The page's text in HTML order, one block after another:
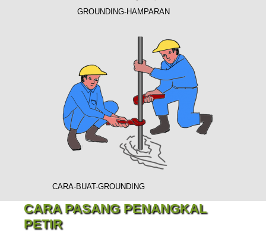
GROUNDING-HAMPARAN
CARA-BUAT-GROUNDING
CARA PASANG PENANGKAL
PETIR